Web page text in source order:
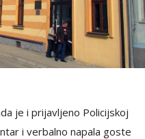
je i prijavljeno Policijskoj
i verbalno napala goste